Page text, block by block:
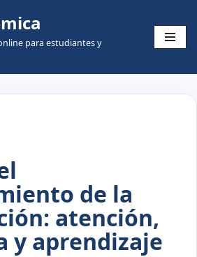
para estudiantes y
de la
atención,
y aprendizaje